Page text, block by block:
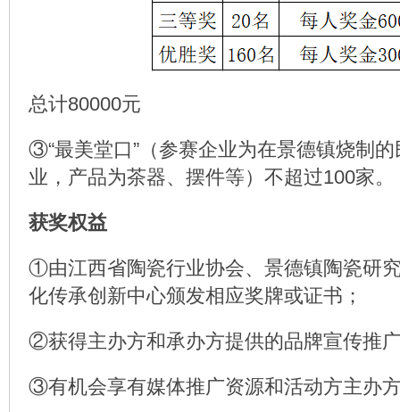
总计80000元
③“最美堂口”（参赛企业为在景德镇烧制
业，产品为茶器、摆件等）不超过100家。
获奖权益
①由江西省陶瓷行业协会、景德镇陶瓷研
化传承创新中心颁发相应奖牌或证书；
②获得主办方和承办方提供的品牌宣传推
③有机会享有媒体推广资源和活动方主办